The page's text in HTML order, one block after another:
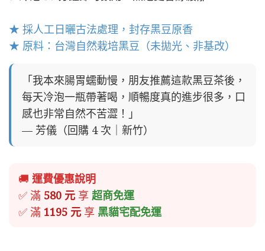
★ 採人工日曬古法處理，封存黑豆原香
★ 原料：台灣自然栽培黑豆（未拋光、非基改）
「我本來腸胃蠕動慢，朋友推薦這款黑豆茶後，
每天冷泡一瓶帶著喝，順暢度真的進步很多，口
感也非常自然不苦澀！」
— 芳儀（回購 4 次｜新竹）
🚚 運費優惠說明
✅ 滿 580 元 享 超商免運
✅ 滿 1195 元 享 黑貓宅配免運